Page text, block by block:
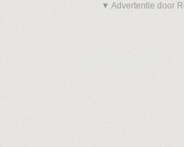
▼ Advertentie door